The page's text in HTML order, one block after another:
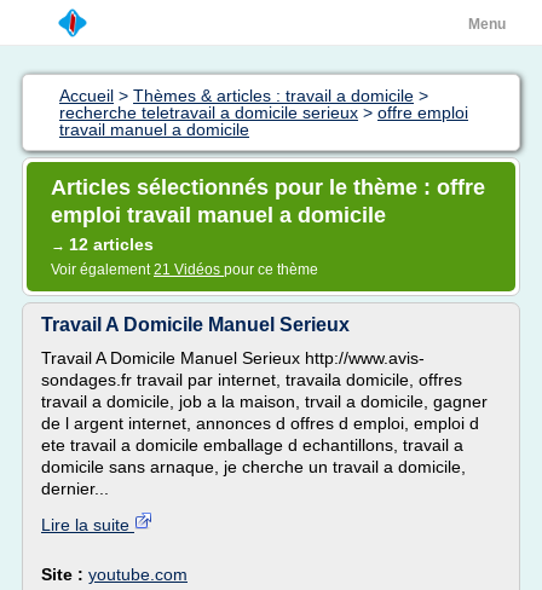
Menu
Accueil > Thèmes & articles : travail a domicile >
recherche teletravail a domicile serieux > offre emploi
travail manuel a domicile
Articles sélectionnés pour le thème : offre
emploi travail manuel a domicile
→ 12 articles
Voir également21 Vidéos pour ce thème
Travail A Domicile Manuel Serieux
Travail A Domicile Manuel Serieux http://www.avis-
sondages.fr travail par internet, travaila domicile, offres
travail a domicile, job a la maison, trvail a domicile, gagner
de l argent internet, annonces d offres d emploi, emploi d
ete travail a domicile emballage d echantillons, travail a
domicile sans arnaque, je cherche un travail a domicile,
dernier...
Lire la suite
Site : youtube.com